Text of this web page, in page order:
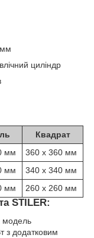
мм
циліндр
Квадрат
мм
360 x 360 мм
мм
340 x 340 мм
мм 260 x 260 мм
STILER:
модель
з додатковим